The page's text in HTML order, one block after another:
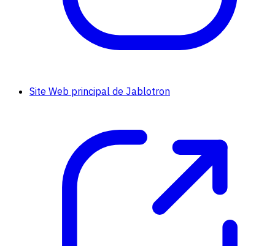
Site Web principal de Jablotron